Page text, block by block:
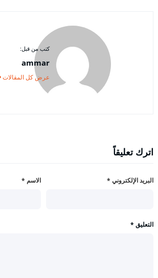
كتب من قبل:
ammar
عرض كل المقالات
اترك تعليقاً
الاسم * البريد الإلكتروني *
التعليق *